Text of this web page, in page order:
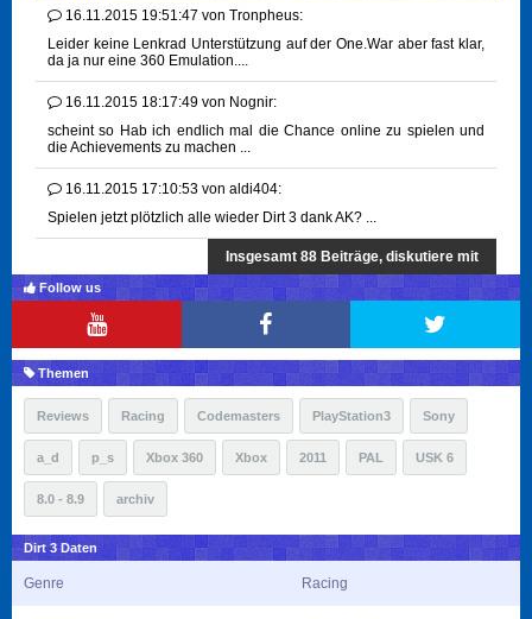
16.11.2015 19:51:47 von Tronpheus:
Leider keine Lenkrad Unterstützung auf der One.War aber fast klar,
da ja nur eine 360 Emulation....
16.11.2015 18:17:49 von Nognir:
scheint so Hab ich endlich mal die Chance online zu spielen und
die Achievements zu machen ...
16.11.2015 17:10:53 von aldi404:
Spielen jetzt plötzlich alle wieder Dirt 3 dank AK? ...
Insgesamt 88 Beiträge, diskutiere mit
Follow us
Themen
Reviews Racing Codemasters PlayStation3 Sony
a_d p_s Xbox 360 Xbox 2011 PAL USK 6
8.0 - 8.9 archiv
Dirt 3 Daten
Genre Racing